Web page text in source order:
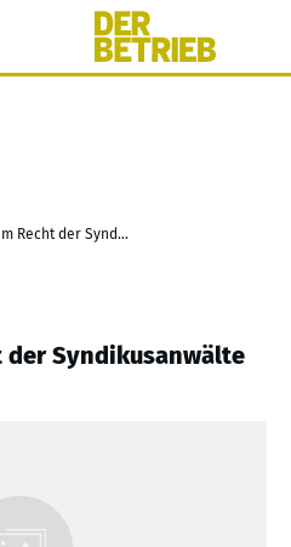
Anhörung zum Recht der Syndikusanwälte
der Syndikusanwälte